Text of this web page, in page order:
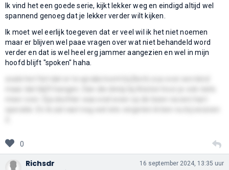
Ik vind het een goede serie, kijkt lekker weg en eindigd altijd wel
spannend genoeg dat je lekker verder wilt kijken.
Ik moet wel eerlijk toegeven dat er veel wil ik het niet noemen
maar er blijven wel paae vragen over wat niet behandeld word
verder en dat is wel heel erg jammer aangezien en wel in mijn
hoofd blijft "spoken" haha.
0
Richsdr 16 september 2024, 13:35 uur